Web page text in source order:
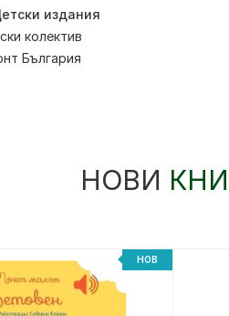
издания
колектив
България
НОВИ
НОВ